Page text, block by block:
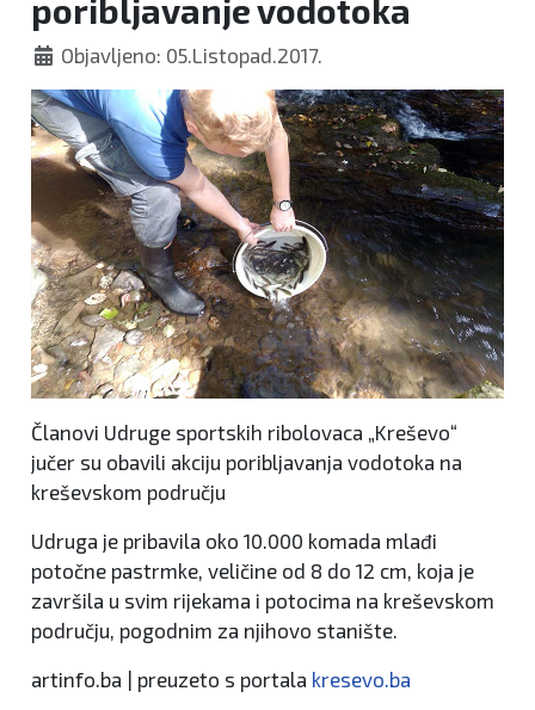
poribljavanje vodotoka
Objavljeno: 05.Listopad.2017.
Članovi Udruge sportskih ribolovaca „Kreševo“
jučer su obavili akciju poribljavanja vodotoka na
kreševskom području
Udruga je pribavila oko 10.000 komada mlađi
potočne pastrmke, veličine od 8 do 12 cm, koja je
završila u svim rijekama i potocima na kreševskom
području, pogodnim za njihovo stanište.
artinfo.ba | preuzeto s portala kresevo.ba